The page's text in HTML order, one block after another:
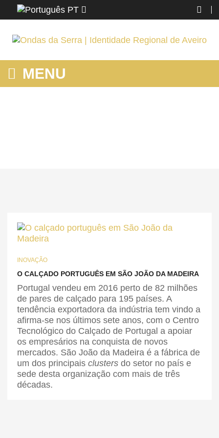
PT
MENU
INOVAÇÃO
O CALÇADO PORTUGUÊS EM SÃO JOÃO DA MADEIRA
Portugal vendeu em 2016 perto de 82 milhões
de pares de calçado para 195 países. A
tendência exportadora da indústria tem vindo a
afirma-se nos últimos sete anos, com o Centro
Tecnológico do Calçado de Portugal a apoiar
os empresários na conquista de novos
mercados. São João da Madeira é a fábrica de
um dos principais clusters do setor no país e
sede desta organização com mais de três
décadas.